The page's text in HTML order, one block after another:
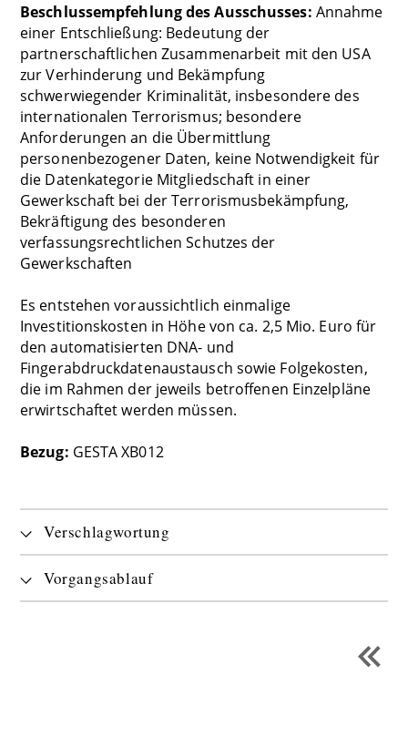
Beschlussempfehlung des Ausschusses: Annahme
einer Entschließung: Bedeutung der
partnerschaftlichen Zusammenarbeit mit den USA
zur Verhinderung und Bekämpfung
schwerwiegender Kriminalität, insbesondere des
internationalen Terrorismus; besondere
Anforderungen an die Übermittlung
personenbezogener Daten, keine Notwendigkeit für
die Datenkategorie Mitgliedschaft in einer
Gewerkschaft bei der Terrorismusbekämpfung,
Bekräftigung des besonderen
verfassungsrechtlichen Schutzes der
Gewerkschaften
Es entstehen voraussichtlich einmalige
Investitionskosten in Höhe von ca. 2,5 Mio. Euro für
den automatisierten DNA- und
Fingerabdruckdatenaustausch sowie Folgekosten,
die im Rahmen der jeweils betroffenen Einzelpläne
erwirtschaftet werden müssen.
Bezug: GESTA XB012
Verschlagwortung
Vorgangsablauf